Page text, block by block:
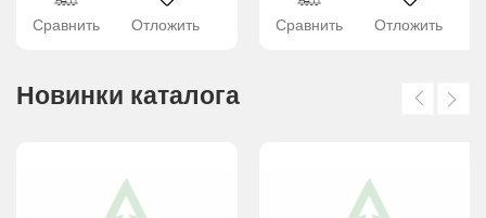
Сравнить Отложить Сравнить Отложить
Новинки каталога